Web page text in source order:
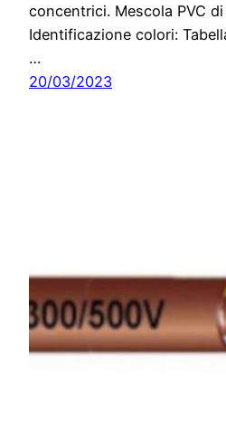
concentrici. Mescola PVC
Identificazione colori:
…
20/03/2023